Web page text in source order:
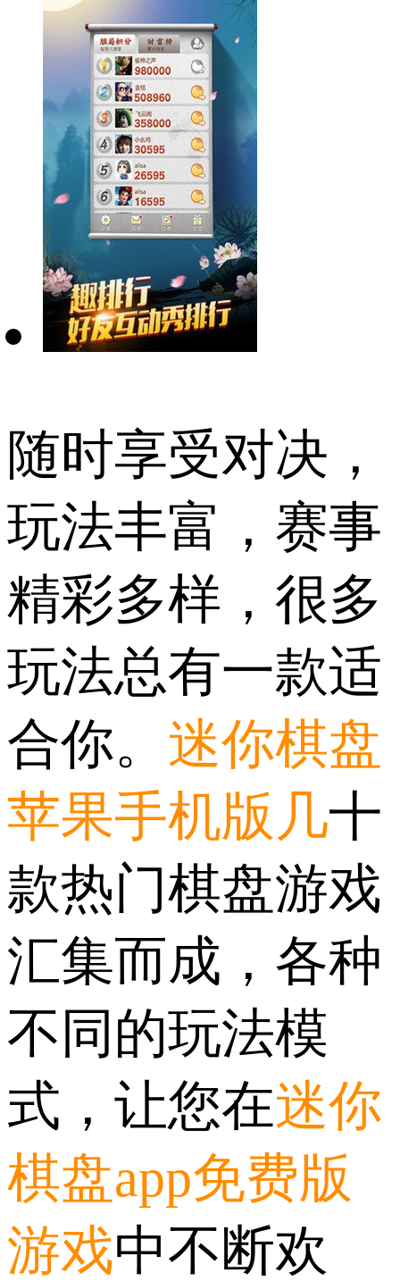
随时享受对决，
玩法丰富，赛事
精彩多样，很多
玩法总有一款适
合你。 迷你棋盘
苹果手机版几十
款热门棋盘游戏
汇集而成，各种
不同的玩法模
式，让您在迷你
棋盘app免费版
游戏中不断欢